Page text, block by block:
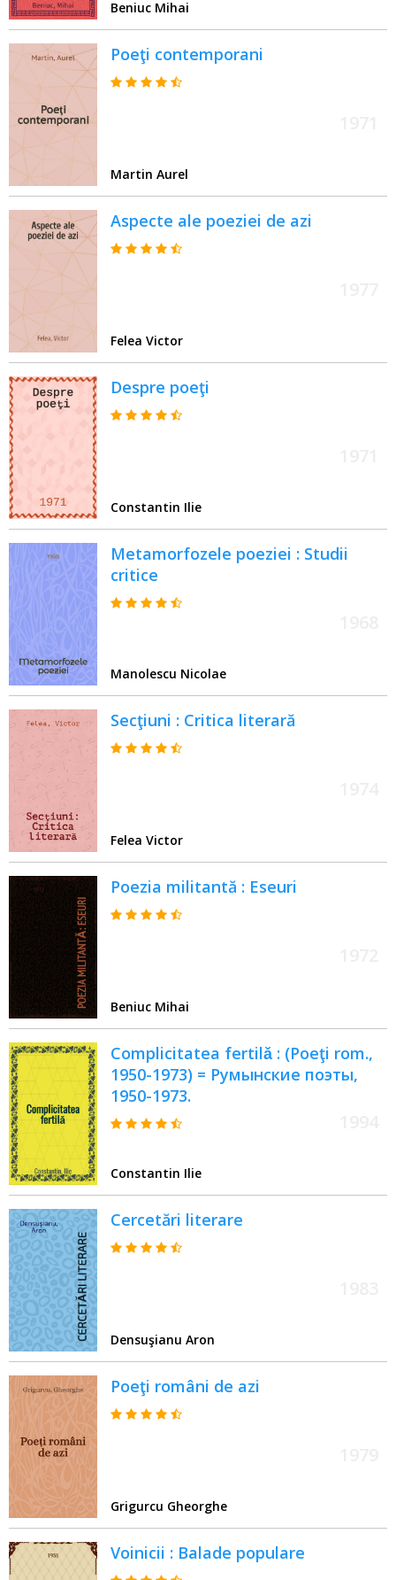
Beniuc Mihai
Poeţi contemporani
Martin Aurel
Aspecte ale poeziei de azi
Felea Victor
Despre poeţi
Constantin Ilie
Metamorfozele poeziei : Studii
critice
Manolescu Nicolae
Secţiuni : Critica literară
Felea Victor
Poezia militantă : Eseuri
Beniuc Mihai
Complicitatea fertilǎ : (Poeţi rom.,
1950-1973) = Румынские поэты,
1950-1973.
Constantin Ilie
Cercetări literare
Densuşianu Aron
Poeţi români de azi
Grigurcu Gheorghe
Voinicii : Balade populare